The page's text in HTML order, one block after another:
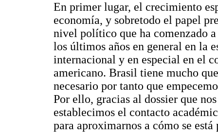
En primer lugar, el crecimiento
economía, y sobretodo el papel
nivel político que ha comenzado a
los últimos años en general en la
internacional y en especial en el
americano. Brasil tiene mucho
necesario por tanto que
Por ello, gracias al dossier que
establecimos el contacto
para aproximarnos a cómo se